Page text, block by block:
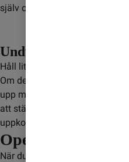
själv om du vill köpa mer.
Undvik satellitsamtal
Håll lite extra koll när du
Om det inte finns en
upp mot en satellit. Det kan
att stänga av dataanvändning
uppkoppling.
Operatörer
När du är i Irak så kopplas du